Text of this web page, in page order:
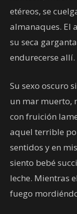
etéreos, se
almanaques. El
su seca
endurecerse allí.
Su sexo oscuro
un mar muerto,
con fruición
aquel terrible
sentidos y en
siento bebé
leche. Mientras
fuego